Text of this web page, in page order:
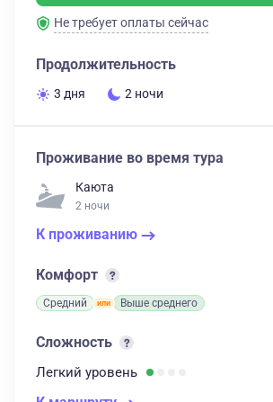
Не требует оплаты сейчас
Продолжительность
3 дня 2 ночи
Проживание во время тура
Каюта
2 ночи
К проживанию
Комфорт
Средний Выше среднего
Сложность
Легкий уровень